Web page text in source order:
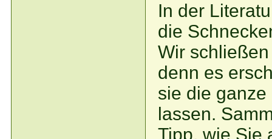
In der
die
Wir
denn es
sie die
lassen.
Tipp, wie Sie